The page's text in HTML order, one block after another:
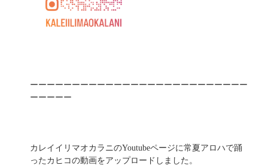
ーーーーーーーーーーーーーーーーーーーーーーーーーー
ーーーーー
カレイイリマオカラニのYoutubeページに常夏アロハで踊
ったカヒコの動画をアップロードしました。